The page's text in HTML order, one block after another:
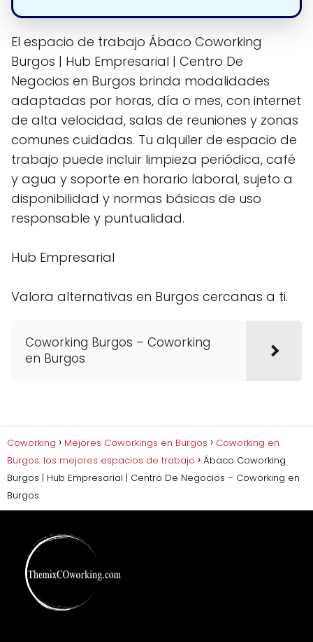
El espacio de trabajo Ábaco Coworking
Burgos | Hub Empresarial | Centro De
Negocios en Burgos brinda modalidades
adaptadas por horas, día o mes, con internet
de alta velocidad, salas de reuniones y zonas
comunes cuidadas. Tu alquiler de espacio de
trabajo puede incluir limpieza periódica, café
y agua y soporte en horario laboral, sujeto a
disponibilidad y normas básicas de uso
responsable y puntualidad.
Hub Empresarial
Valora alternativas en Burgos cercanas a ti.
Coworking Burgos – Coworking
en Burgos
Coworking Mejores Coworkings en Burgos
Coworking en
Burgos: los mejores espacios de trabajo
Ábaco Coworking
Burgos | Hub Empresarial | Centro De Negocios – Coworking en
Burgos